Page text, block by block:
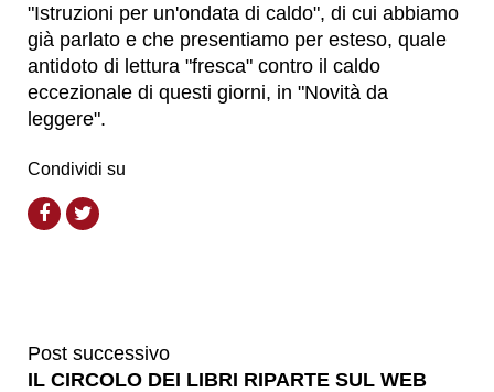
"Istruzioni per un'ondata di caldo", di cui abbiamo
già parlato e che presentiamo per esteso, quale
antidoto di lettura "fresca" contro il caldo
eccezionale di questi giorni, in "Novità da
leggere".
Condividi su
Post successivo
IL CIRCOLO DEI LIBRI RIPARTE SUL WEB